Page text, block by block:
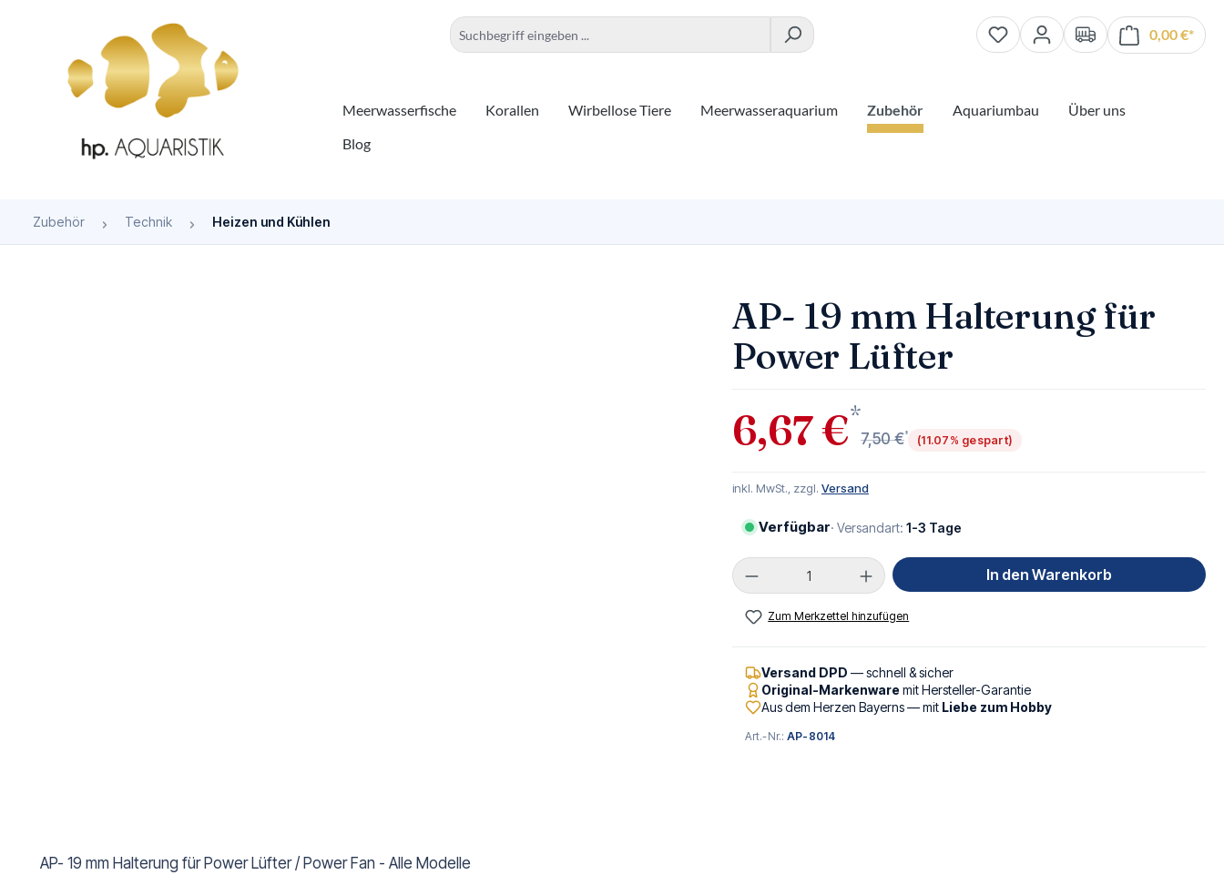
Zur Hauptnavigation springen
0,00 €*
Meerwasserfische Korallen Wirbellose Tiere Meerwasseraquarium Zubehör Aquariumbau
Über uns
Blog
Zubehör Technik Heizen und Kühlen
AP- 19 mm Halterung für
Power Lüfter
6,67 €*
7,50 €*
(11.07% gespart)
inkl. MwSt., zzgl. Versand
Verfügbar· Versandart: 1-3 Tage
Produkt Anzahl: Gib den gewünschten Wert ein
In den Warenkorb
Zum Merkzettel hinzufügen
Versand DPD — schnell & sicher
Original-Markenwaremit Hersteller-Garantie
Aus dem Herzen Bayerns — mit Liebe zum Hobby
Art.-Nr.:AP-8014
AP- 19 mm Halterung für Power Lüfter / Power Fan - Alle Modelle